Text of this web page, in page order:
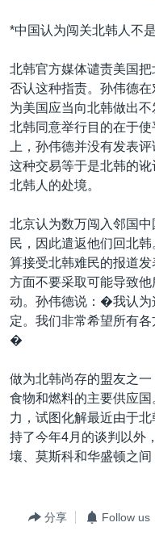
台海两岸关系
关注西藏
关注新疆
GEN Z 看美国
其他语言网站
*中国认为闯关北韩人不
北韩官方媒体谴责美国
否认这种指责。孙伟德
为美国应当向北韩做出
北韩同意举行目的在于
上，孙伟德并没有发表
这种交易等于是北韩的
北韩人的处境。
北京认为数万闯入邻国
民，因此遣返他们回北
算接受北韩难民的报道
方面不要采取可能导致
动。孙伟德说：�我认为
定。我们非常希望所有各
�
做为北韩尚存的盟友之
食物和燃料的主要供应
力，试图化解最近由于
持了今年4月的谈判以外
壤、莫斯科和华盛顿之间
分享 Follow us